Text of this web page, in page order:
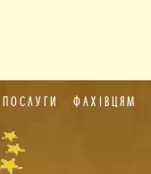
ПОСЛУГИ ФАХІВЦЯМ